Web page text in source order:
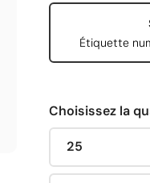
Étiquette
Choisissez la
25